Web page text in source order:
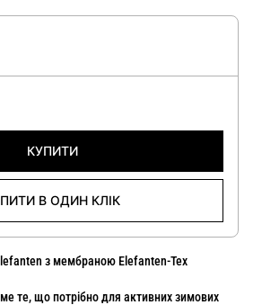
КУПИТИ
В ОДИН КЛІК
з мембраною Elefanten-Tex
те, що потрібно для активних зимових